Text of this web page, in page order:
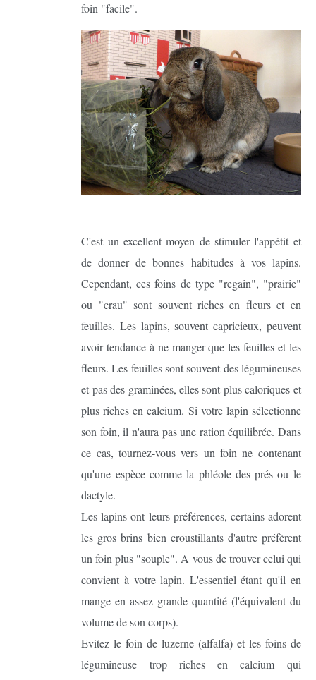
foin "facile".
C'est un excellent moyen de stimuler l'appétit et
de donner de bonnes habitudes à vos lapins.
Cependant, ces foins de type "regain", "prairie"
ou "crau" sont souvent riches en fleurs et en
feuilles. Les lapins, souvent capricieux, peuvent
avoir tendance à ne manger que les feuilles et les
fleurs. Les feuilles sont souvent des légumineuses
et pas des graminées, elles sont plus caloriques et
plus riches en calcium. Si votre lapin sélectionne
son foin, il n'aura pas une ration équilibrée. Dans
ce cas, tournez-vous vers un foin ne contenant
qu'une espèce comme la phléole des prés ou le
dactyle.
Les lapins ont leurs préférences, certains adorent
les gros brins bien croustillants d'autre préfèrent
un foin plus "souple". A vous de trouver celui qui
convient à votre lapin. L'essentiel étant qu'il en
mange en assez grande quantité (l'équivalent du
volume de son corps).
Evitez le foin de luzerne (alfalfa) et les foins de
légumineuse trop riches en calcium qui